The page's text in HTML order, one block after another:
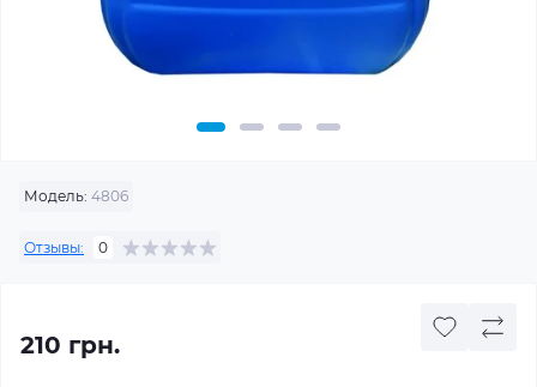
Модель: 4806
Отзывы: 0
210 грн.